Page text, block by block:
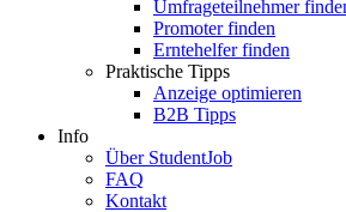
Umfrageteilnehmer
Promoter finden
Erntehelfer finden
Praktische Tipps
Anzeige optimieren
B2B Tipps
Info
Über StudentJob
FAQ
Kontakt